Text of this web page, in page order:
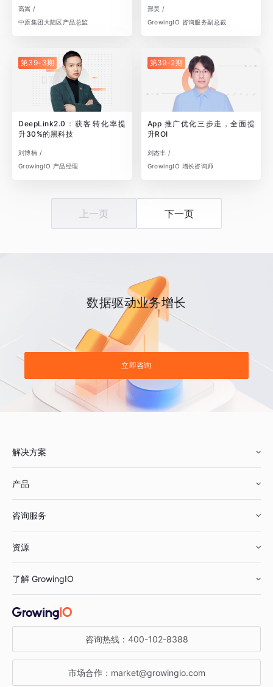
高嵩 /
中原集团大陆区产品总监
邢昊 /
GrowingIO 咨询服务副总裁
第39-3期
DeepLink2.0：获客转化率提
升30%的黑科技
刘博楠 /
GrowingIO 产品经理
第39-2期
App 推广优化三步走，全面提
升ROI
刘杰丰 /
GrowingIO 增长咨询师
上一页 下一页
数据驱动业务增长
立即咨询
解决方案
鞋服行业
汽车行业
金融行业
产品
智能运营
获客分析
咨询服务
资源
增长公开课
增长博客
了解 GrowingIO
关于 GrowingIO
增长大会
咨询热线： 400-102-8388
市场合作： market@growingio.com